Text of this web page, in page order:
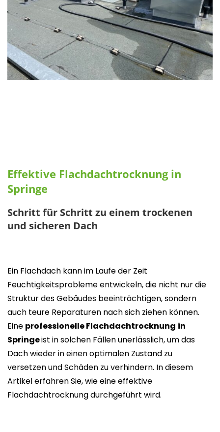
Effektive Flachdachtrocknung in
Springe
Schritt für Schritt zu einem trockenen
und sicheren Dach
Ein Flachdach kann im Laufe der Zeit
Feuchtigkeitsprobleme entwickeln, die nicht nur die
Struktur des Gebäudes beeinträchtigen, sondern
auch teure Reparaturen nach sich ziehen können.
Eine professionelle Flachdachtrocknung in
Springeist in solchen Fällen unerlässlich, um das
Dach wieder in einen optimalen Zustand zu
versetzen und Schäden zu verhindern. In diesem
Artikel erfahren Sie, wie eine effektive
Flachdachtrocknung durchgeführt wird.